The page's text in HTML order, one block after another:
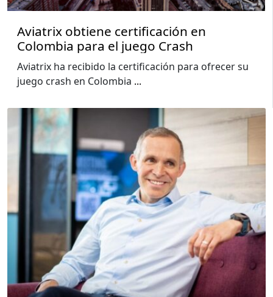
Aviatrix obtiene certificación en
Colombia para el juego Crash
Aviatrix ha recibido la certificación para ofrecer su
juego crash en Colombia ...